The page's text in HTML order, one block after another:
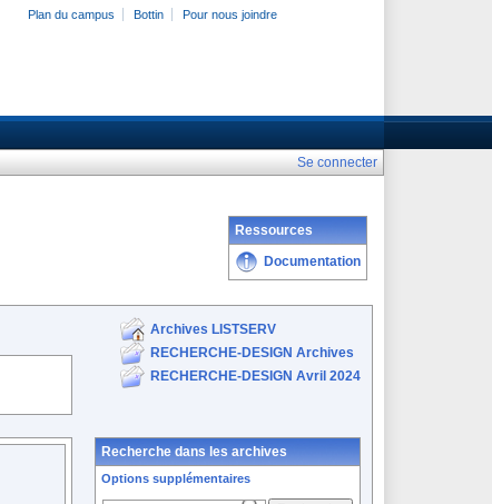
Plan du campus Bottin Pour nous joindre
Se connecter
Ressources
Documentation
Archives LISTSERV
RECHERCHE-DESIGN Archives
RECHERCHE-DESIGN Avril 2024
Recherche dans les archives
Options supplémentaires